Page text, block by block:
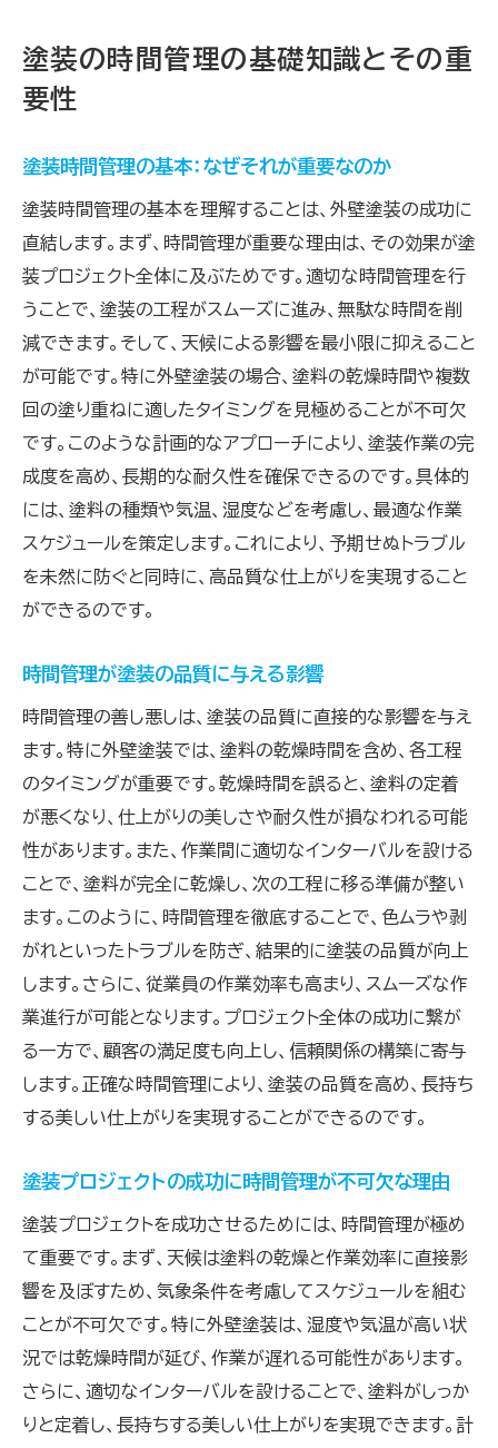
塗装業界のプロが教える時間管理の秘訣
天候が外壁塗装に与える影響を理解する
理想的な塗装シーズンの見極め方
天候リスクを最小限に抑える塗装計画
外壁塗装に適した天気を選ぶコツ
天候に応じた塗装スケジュールの調整法
効率的な塗装スケジュールの立て方で時間を節約
効率的なスケジュール作成の初歩
時間を節約するための塗装計画
塗装スケジュールを最適化するテクニック
効率的なスケジュールの立案と実行
各工程の時間をしっかり見積もり無理のない計画
を
工程ごとの時間見積もりの重要性
無理のない塗装計画の立て方
各工程の正確な時間見積もり方法
塗装工程のスケジュールをしっかり管理
時間見積もりから得られるスムーズな進行
塗料の乾燥時間を考慮したインターバルの確保法
塗料の乾燥時間を理解する
乾燥時間を見越した適切なインターバル
乾燥時間を考慮したスケジュール作成のコツ
塗料の特性に応じたインターバル計画
高品質な仕上がりを実現するための時間管理術
時間管理が仕上がりに与える影響
プロが実践する時間管理のノウハウ
塗装品質向上を目指す時間戦略
高品質な仕上がりを得るための時間配分
塗装の時間管理の基礎知識とその重
要性
塗装時間管理の基本：なぜそれが重要なのか
塗装時間管理の基本を理解することは、外壁塗装の成功に
直結します。まず、時間管理が重要な理由は、その効果が塗
装プロジェクト全体に及ぶためです。適切な時間管理を行
うことで、塗装の工程がスムーズに進み、無駄な時間を削
減できます。そして、天候による影響を最小限に抑えること
が可能です。特に外壁塗装の場合、塗料の乾燥時間や複数
回の塗り重ねに適したタイミングを見極めることが不可欠
です。このような計画的なアプローチにより、塗装作業の完
成度を高め、長期的な耐久性を確保できるのです。具体的
には、塗料の種類や気温、湿度などを考慮し、最適な作業
スケジュールを策定します。これにより、予期せぬトラブル
を未然に防ぐと同時に、高品質な仕上がりを実現すること
ができるのです。
時間管理が塗装の品質に与える影響
時間管理の善し悪しは、塗装の品質に直接的な影響を与え
ます。特に外壁塗装では、塗料の乾燥時間を含め、各工程
のタイミングが重要です。乾燥時間を誤ると、塗料の定着
が悪くなり、仕上がりの美しさや耐久性が損なわれる可能
性があります。また、作業間に適切なインターバルを設ける
ことで、塗料が完全に乾燥し、次の工程に移る準備が整い
ます。このように、時間管理を徹底することで、色ムラや剥
がれといったトラブルを防ぎ、結果的に塗装の品質が向上
します。さらに、従業員の作業効率も高まり、スムーズな作
業進行が可能となります。プロジェクト全体の成功に繋が
る一方で、顧客の満足度も向上し、信頼関係の構築に寄与
します。正確な時間管理により、塗装の品質を高め、長持ち
する美しい仕上がりを実現することができるのです。
塗装プロジェクトの成功に時間管理が不可欠な理由
塗装プロジェクトを成功させるためには、時間管理が極め
て重要です。まず、天候は塗料の乾燥と作業効率に直接影
響を及ぼすため、気象条件を考慮してスケジュールを組む
ことが不可欠です。特に外壁塗装は、湿度や気温が高い状
況では乾燥時間が延び、作業が遅れる可能性があります。
さらに、適切なインターバルを設けることで、塗料がしっか
りと定着し、長持ちする美しい仕上がりを実現できます。計